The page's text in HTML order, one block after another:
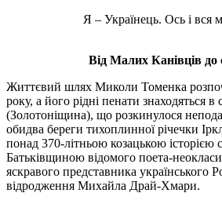
Я – Українець. Ось і вся
Від Малих Канівців до
Життєвий шлях Миколи Томенка
року, а його рідні пенати знаходяться в
(Золотоніщина), що розкинулося
обидва береги тихоплинної річечки
понад 370-літньою козацькою історією
Батьківщиною відомого поета-
яскравого представника українського
відродження Михайла Драй-Хмари.